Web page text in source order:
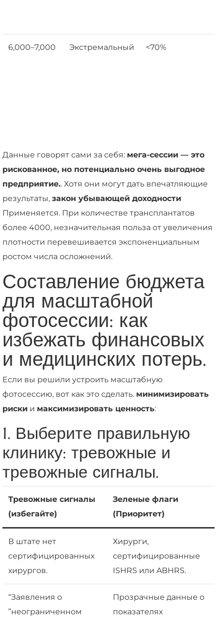
6,000–7,000 Экстремальный <70%
Данные говорят сами за себя: мега-сессии — это
рискованное, но потенциально очень выгодное
предприятие.. Хотя они могут дать впечатляющие
результаты, закон убывающей доходности
Применяется. При количестве трансплантатов
более 4000, незначительная польза от увеличения
плотности перевешивается экспоненциальным
ростом числа осложнений.
Составление бюджета
для масштабной
фотосессии: как
избежать финансовых
и медицинских потерь.
Если вы решили устроить масштабную
фотосессию, вот как это сделать. минимизировать
риски и максимизировать ценность:
1. Выберите правильную
клинику: тревожные и
тревожные сигналы.
Тревожные сигналы
(избегайте)
Зеленые флаги
(Приоритет)
В штате нет
сертифицированных
хирургов.
Хирурги,
сертифицированные
ISHRS или ABHRS.
“Заявления о
”неограниченном
Прозрачные данные о
показателях